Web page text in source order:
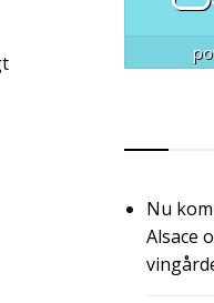
Nu
Alsace